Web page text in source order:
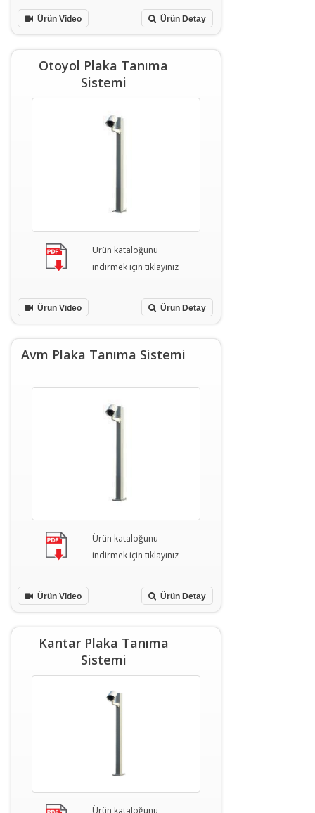
Ürün Detay
Ürün Video
Otoyol Plaka Tanıma
Sistemi
Ürün kataloğunu
indirmek için tıklayınız
Ürün Detay
Ürün Video
Avm Plaka Tanıma Sistemi
Ürün kataloğunu
indirmek için tıklayınız
Ürün Detay
Ürün Video
Kantar Plaka Tanıma
Sistemi